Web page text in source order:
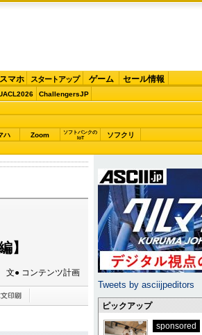
スマホ スタートアップ ゲーム セール情報
ChallengersJP
ハ Zoom
ソフトバンクの
IoT
ソフクリ
】
文● コンテンツ計画
Tweets by asciijpeditors
ピックアップ
sponsored